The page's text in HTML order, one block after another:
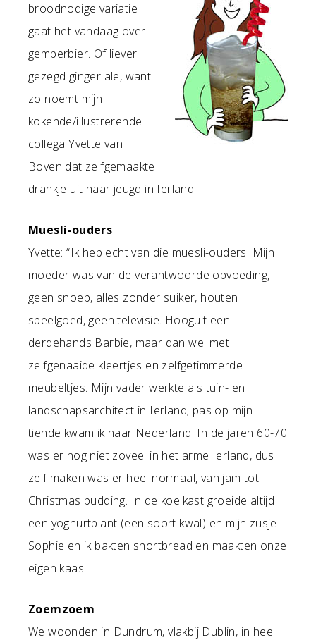
broodnodige variatie
gaat het vandaag over
gemberbier. Of liever
gezegd ginger ale, want
zo noemt mijn
kokende/illustrerende
collega Yvette van
Boven dat zelfgemaakte
drankje uit haar jeugd in Ierland.
Muesli-ouders
Yvette: “Ik heb echt van die muesli-ouders. Mijn
moeder was van de verantwoorde opvoeding,
geen snoep, alles zonder suiker, houten
speelgoed, geen televisie. Hooguit een
derdehands Barbie, maar dan wel met
zelfgenaaide kleertjes en zelfgetimmerde
meubeltjes. Mijn vader werkte als tuin- en
landschapsarchitect in Ierland; pas op mijn
tiende kwam ik naar Nederland. In de jaren 60-70
was er nog niet zoveel in het arme Ierland, dus
zelf maken was er heel normaal, van jam tot
Christmas pudding. In de koelkast groeide altijd
een yoghurtplant (een soort kwal) en mijn zusje
Sophie en ik bakten shortbread en maakten onze
eigen kaas.
Zoemzoem
We woonden in Dundrum, vlakbij Dublin, in heel